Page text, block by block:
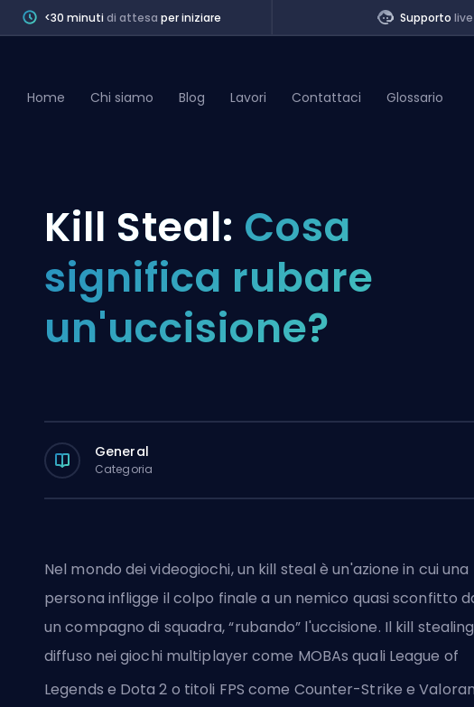
<30 minutidi attesa per iniziare Supporto live
Division Boost
Coaching
Home Chi siamo Blog Lavori Contattaci Glossario
Kill Steal: Cosa
significa rubare
un'uccisione?
General
Categoria
Nel mondo dei videogiochi, un kill steal è un'azione in cui una
persona infligge il colpo finale a un nemico quasi sconfitto
un compagno di squadra, “rubando” l'uccisione. Il kill
diffuso nei giochi multiplayer come MOBAs quali League of
Legends e Dota 2 o titoli FPScome Counter-Strike e